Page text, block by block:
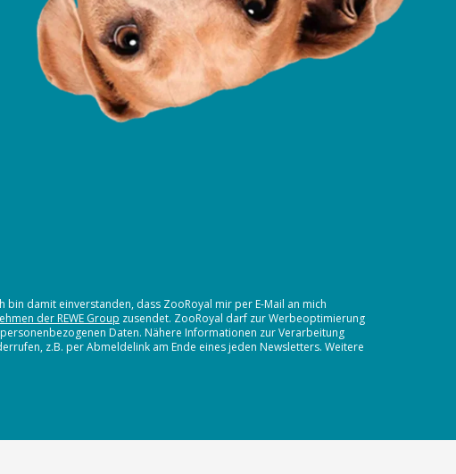
bin damit einverstanden, dass ZooRoyal mir per E-Mail an mich
der REWE Group zusendet. ZooRoyal darf zur Werbeoptimierung
Daten. Nähere Informationen zur Verarbeitung
z.B. per Abmeldelink am Ende eines jeden Newsletters. Weitere